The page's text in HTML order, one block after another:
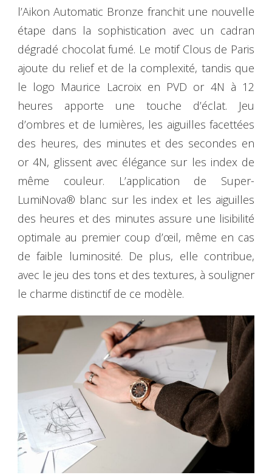
l’Aikon Automatic Bronze franchit une nouvelle
étape dans la sophistication avec un cadran
dégradé chocolat fumé. Le motif Clous de Paris
ajoute du relief et de la complexité, tandis que
le logo Maurice Lacroix en PVD or 4N à 12
heures apporte une touche d’éclat. Jeu
d’ombres et de lumières, les aiguilles facettées
des heures, des minutes et des secondes en
or 4N, glissent avec élégance sur les index de
même couleur. L’application de Super-
LumiNova® blanc sur les index et les aiguilles
des heures et des minutes assure une lisibilité
optimale au premier coup d’œil, même en cas
de faible luminosité. De plus, elle contribue,
avec le jeu des tons et des textures, à souligner
le charme distinctif de ce modèle.